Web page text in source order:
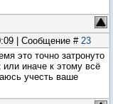
| Сообщение #23
это точно затронуто
иначе к этому всё
учесть ваше